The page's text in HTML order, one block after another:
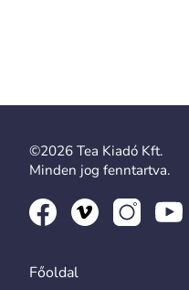
©2026 Tea Kiadó Kft.
Minden jog fenntartva.
Főoldal